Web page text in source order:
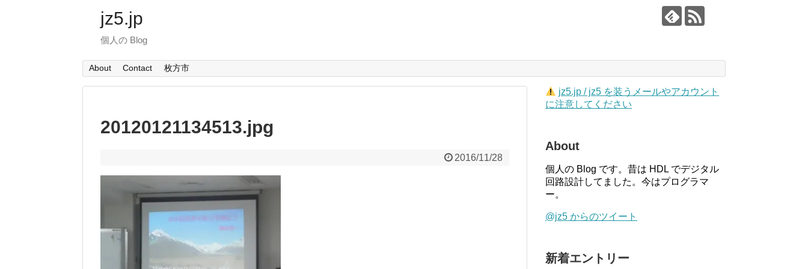
jz5.jp
個人の Blog
About Contact 枚方市
20120121134513.jpg
2016/11/28
jz5.jp / jz5 を装うメールやアカウント
に注意してください
About
個人の Blog です。昔は HDL でデジタル
回路設計してました。今はプログラマ
ー。
@jz5 からのツイート
新着エントリー